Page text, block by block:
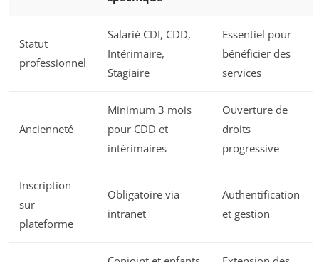
Statut
professionnel
Salarié CDI, CDD,
Intérimaire,
Stagiaire
Essentiel pour
bénéficier des
services
Ancienneté
Minimum 3 mois
pour CDD et
intérimaires
Ouverture de
droits
progressive
Inscription
sur
plateforme
Obligatoire via
intranet
Authentification
et gestion